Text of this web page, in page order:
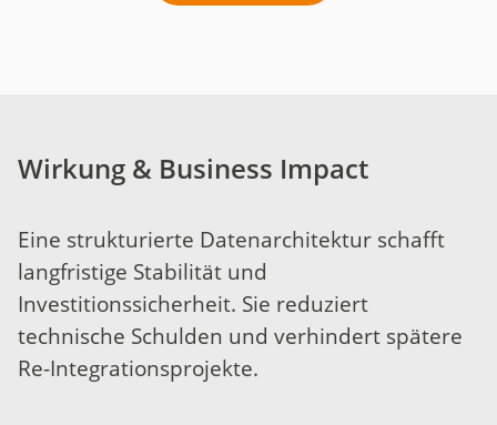
Wirkung & Business Impact
Eine strukturierte Datenarchitektur schafft
langfristige Stabilität und
Investitionssicherheit. Sie reduziert
technische Schulden und verhindert spätere
Re-Integrationsprojekte.